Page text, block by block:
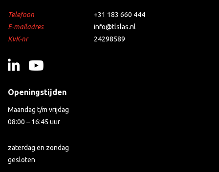
Telefoon
+31 183 660 444
E-mailadres
info@tlslas.nl
KvK-nr
24298589
Openingstijden
Maandag t/m vrijdag
08:00 – 16:45 uur
zaterdag en zondag
gesloten